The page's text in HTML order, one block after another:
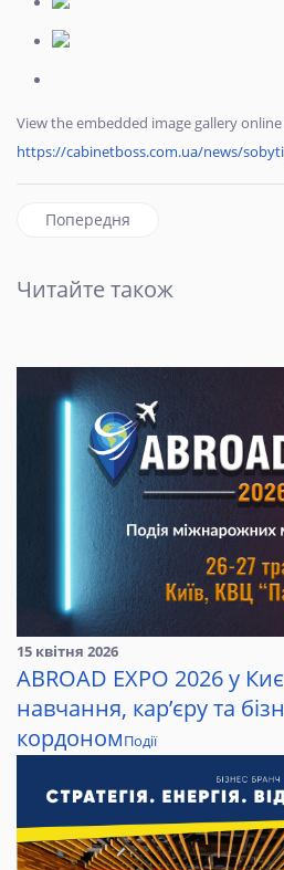
View the embedded image gallery
https://cabinetboss.com.ua/news/
Попередня стаття: Ілон
Попередня
Читайте також
15 квітня 2026
ABROAD EXPO 2026 у
навчання, кар’єру та
кордономПодії